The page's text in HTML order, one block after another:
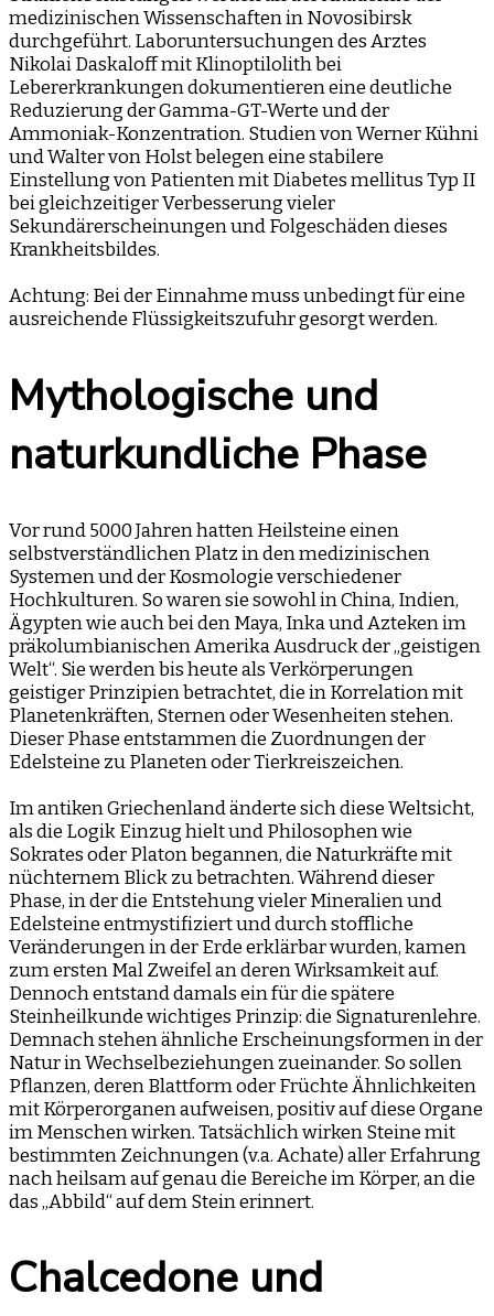
medizinischen Wissenschaften in Novosibirsk
durchgeführt. Laboruntersuchungen des Arztes
Nikolai Daskaloff mit Klinoptilolith bei
Lebererkrankungen dokumentieren eine deutliche
Reduzierung der Gamma-GT-Werte und der
Ammoniak-Konzentration. Studien von Werner Kühni
und Walter von Holst belegen eine stabilere
Einstellung von Patienten mit Diabetes mellitus Typ II
bei gleichzeitiger Verbesserung vieler
Sekundärerscheinungen und Folgeschäden dieses
Krankheitsbildes.
Achtung: Bei der Einnahme muss unbedingt für eine
ausreichende Flüssigkeitszufuhr gesorgt werden.
Mythologische und
naturkundliche Phase
Vor rund 5000 Jahren hatten Heilsteine einen
selbstverständlichen Platz in den medizinischen
Systemen und der Kosmologie verschiedener
Hochkulturen. So waren sie sowohl in China, Indien,
Ägypten wie auch bei den Maya, Inka und Azteken im
präkolumbianischen Amerika Ausdruck der „geistigen
Welt“. Sie werden bis heute als Verkörperungen
geistiger Prinzipien betrachtet, die in Korrelation mit
Planetenkräften, Sternen oder Wesenheiten stehen.
Dieser Phase entstammen die Zuordnungen der
Edelsteine zu Planeten oder Tierkreiszeichen.
Im antiken Griechenland änderte sich diese Weltsicht,
als die Logik Einzug hielt und Philosophen wie
Sokrates oder Platon begannen, die Naturkräfte mit
nüchternem Blick zu betrachten. Während dieser
Phase, in der die Entstehung vieler Mineralien und
Edelsteine entmystifiziert und durch stoffliche
Veränderungen in der Erde erklärbar wurden, kamen
zum ersten Mal Zweifel an deren Wirksamkeit auf.
Dennoch entstand damals ein für die spätere
Steinheilkunde wichtiges Prinzip: die Signaturenlehre.
Demnach stehen ähnliche Erscheinungsformen in der
Natur in Wechselbeziehungen zueinander. So sollen
Pflanzen, deren Blattform oder Früchte Ähnlichkeiten
mit Körperorganen aufweisen, positiv auf diese Organe
im Menschen wirken. Tatsächlich wirken Steine mit
bestimmten Zeichnungen (v.a. Achate) aller Erfahrung
nach heilsam auf genau die Bereiche im Körper, an die
das „Abbild“ auf dem Stein erinnert.
Chalcedone und